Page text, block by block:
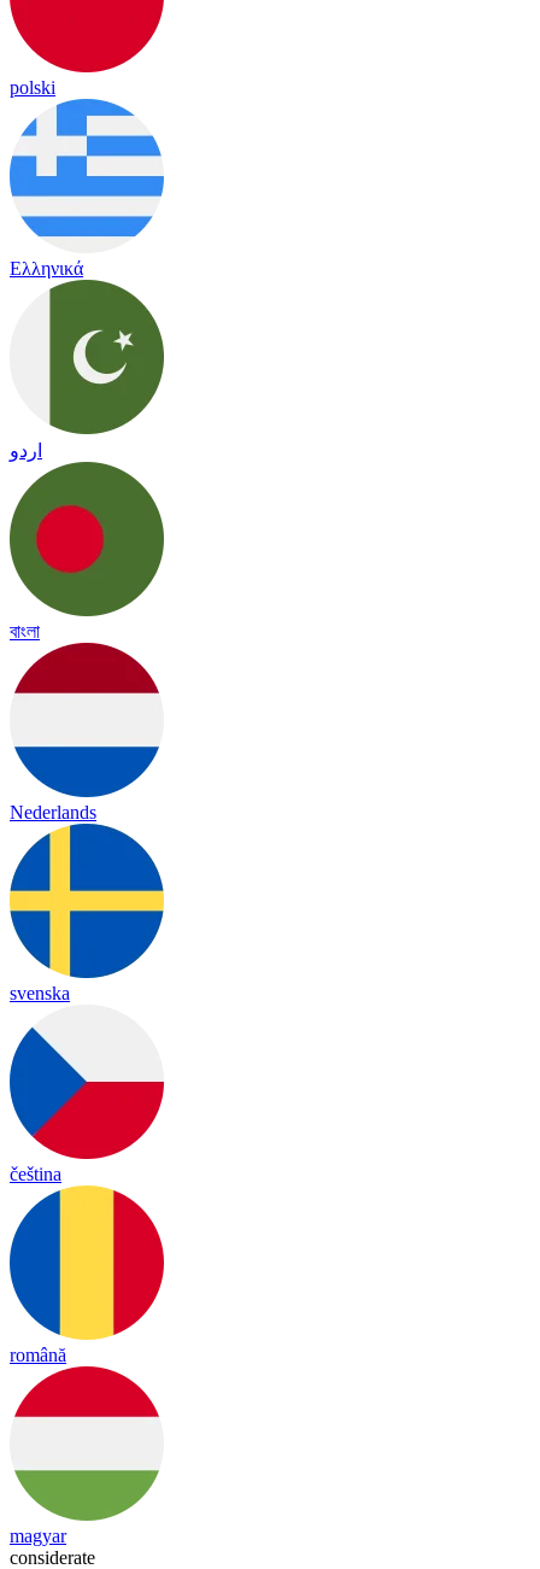
polski
Ελληνικά
اردو
বাংলা
Nederlands
svenska
čeština
română
magyar
considerate